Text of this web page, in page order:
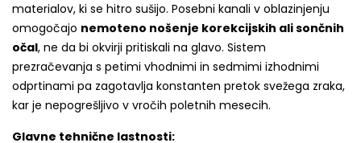
materialov, ki se hitro sušijo. Posebni kanali v oblazinjenju
omogočajo nemoteno nošenje korekcijskih ali sončnih
očal, ne da bi okvirji pritiskali na glavo. Sistem
prezračevanja s petimi vhodnimi in sedmimi izhodnimi
odprtinami pa zagotavlja konstanten pretok svežega zraka,
kar je nepogrešljivo v vročih poletnih mesecih.
Glavne tehnične lastnosti: